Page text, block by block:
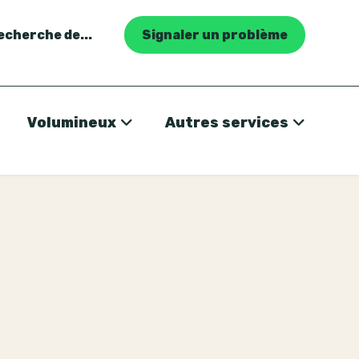
de... Signaler un problème
Volumineux Autres services